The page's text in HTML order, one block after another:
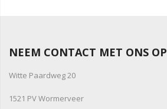
NEEM CONTACT MET ONS OP
Witte Paardweg 20
1521 PV Wormerveer